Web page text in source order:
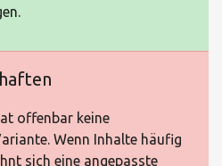
offenbar keine
Wenn Inhalte häufig
sich eine angepasste